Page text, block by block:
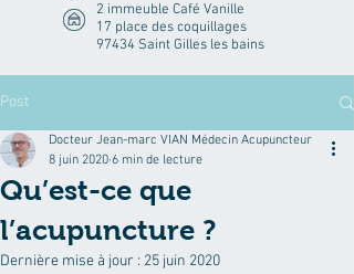
2 immeuble Café Vanille
17 place des coquillages
97434 Saint Gilles les bains
Post
Qu’est-ce que
l’acupuncture ?
Docteur Jean-marc VIAN Médecin Acupuncteur
8 juin 2020 6 min de lecture
Dernière mise à jour : 25 juin 2020